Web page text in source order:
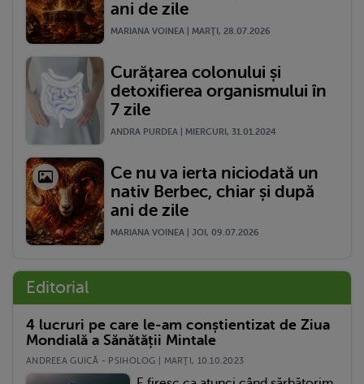
ani de zile
MARIANA VOINEA | MARŢI, 28.07.2026
Curățarea colonului și
detoxifierea organismului în
7 zile
ANDRA PURDEA | MIERCURI, 31.01.2024
Ce nu va ierta niciodată un
nativ Berbec, chiar și după
ani de zile
MARIANA VOINEA | JOI, 09.07.2026
Editorial
4 lucruri pe care le-am conștientizat de Ziua
Mondială a Sănătății Mintale
ANDREEA GUICĂ - PSIHOLOG | MARŢI, 10.10.2023